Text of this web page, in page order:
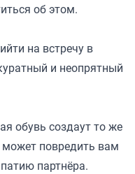
об этом.
на встречу в
и неопрятный
обувь создаут то же
может повредить вам
партнёра.